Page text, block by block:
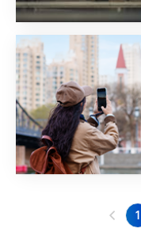
1